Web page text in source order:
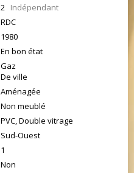
2 Indépendant
RDC
1980
En bon état
Gaz
De ville
Aménagée
Non meublé
PVC, Double vitrage
Sud-Ouest
1
Non